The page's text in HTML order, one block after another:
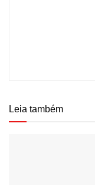
Leia também